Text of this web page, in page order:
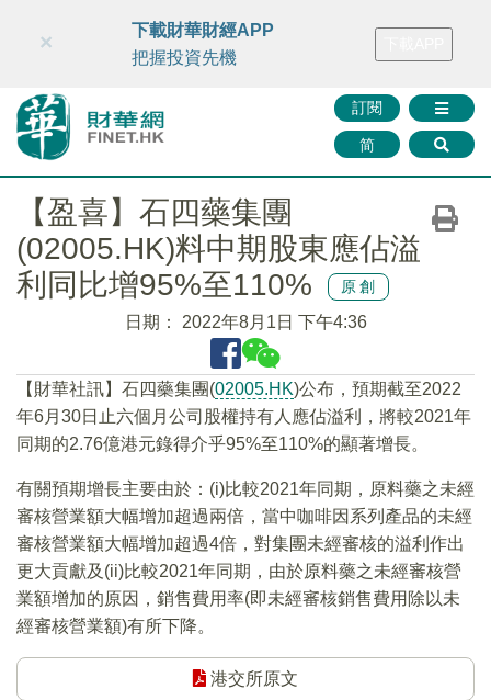
財華智庫網 FINTV FINMETA 財華證券 媒體矩陣
訂閱
简
×
下載財華財經APP
把握投資先機
【盈喜】石四藥集團
(02005.HK)料中期股東應佔溢
利同比增95%至110%
原創
日期： 2022年8月1日 下午4:36
【財華社訊】石四藥集團(02005.HK)公布，預期截至2022
年6月30日止六個月公司股權持有人應佔溢利，將較2021年
同期的2.76億港元錄得介乎95%至110%的顯著增長。
有關預期增長主要由於：(i)比較2021年同期，原料藥之未經
審核營業額大幅增加超過兩倍，當中咖啡因系列產品的未經
審核營業額大幅增加超過4倍，對集團未經審核的溢利作出
更大貢獻及(ii)比較2021年同期，由於原料藥之未經審核營
業額增加的原因，銷售費用率(即未經審核銷售費用除以未
經審核營業額)有所下降。
港交所原文